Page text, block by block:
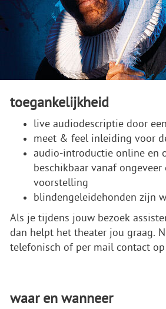
toegankelijkheid
live audiodescriptie door
meet & feel inleiding voor
audio-introductie online en
beschikbaar vanaf
voorstelling
blindengeleidehonden zijn
Als je tijdens jouw bezoek
dan helpt het theater jou graag.
telefonisch of per mail contact
waar en wanneer